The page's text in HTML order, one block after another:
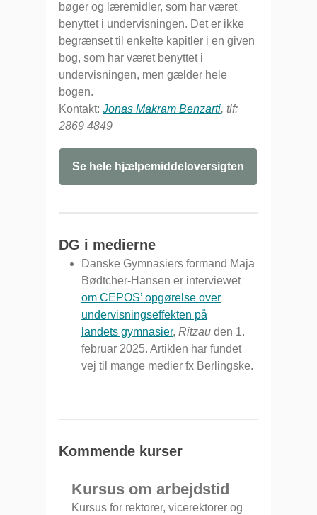
bøger og læremidler, som har været
benyttet i undervisningen. Det er ikke
begrænset til enkelte kapitler i en given
bog, som har været benyttet i
undervisningen, men gælder hele
bogen.
Kontakt: Jonas Makram Benzarti, tlf:
2869 4849
Se hele hjælpemiddeloversigten
DG i medierne
Danske Gymnasiers formand Maja
Bødtcher-Hansen er interviewet
om CEPOS’ opgørelse over
undervisningseffekten på
landets gymnasier, Ritzau den 1.
februar 2025. Artiklen har fundet
vej til mange medier fx Berlingske.
Kommende kurser
Kursus om arbejdstid
Kursus for rektorer, vicerektorer og